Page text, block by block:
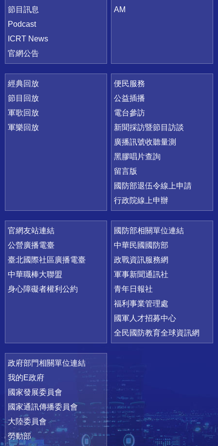
節目訊息
Podcast
ICRT News
官網公告
AM
經典回放
節目回放
軍歌回放
軍樂回放
便民服務
公益插播
電台參訪
新聞採訪暨節目訪談
廣播訊號收聽量測
黑膠唱片查詢
留言版
國防部退伍令線上申請
行政院線上申辦
官網友站連結
公營廣播電臺
臺北國際社區廣播電臺
中華職棒大聯盟
身心障礙者權利公約
國防部相關單位連結
中華民國國防部
政戰資訊服務網
軍事新聞通訊社
青年日報社
福利事業管理處
國軍人才招募中心
全民國防教育全球資訊網
政府部門相關單位連結
我的E政府
國家發展委員會
國家通訊傳播委員會
大陸委員會
勞動部